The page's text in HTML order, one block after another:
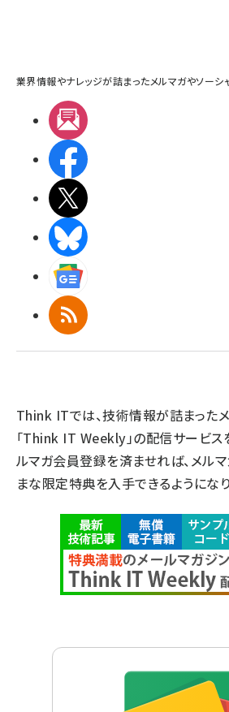
業界情報やナレッジが詰まったメルマガやソーシ
RSS
Think ITでは、技術情報が詰まった
「Think IT Weekly」の配信サービス
ルマガ会員登録を済ませれば、メル
まな限定特典を入手できるようになり